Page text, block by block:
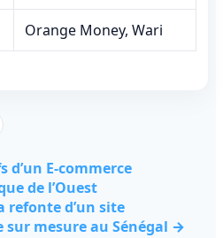
Orange Money, Wari
d’un E-commerce
de l’Ouest
refonte d’un site
sur mesure au Sénégal →